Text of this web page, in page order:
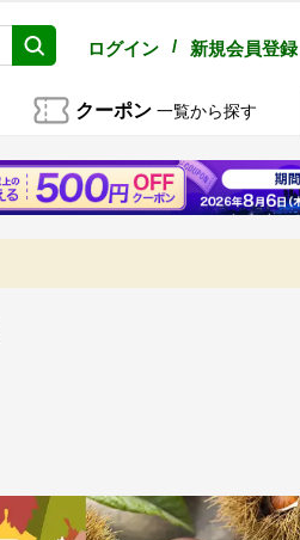
ログイン / 新規会員登録
クーポン 一覧から探す